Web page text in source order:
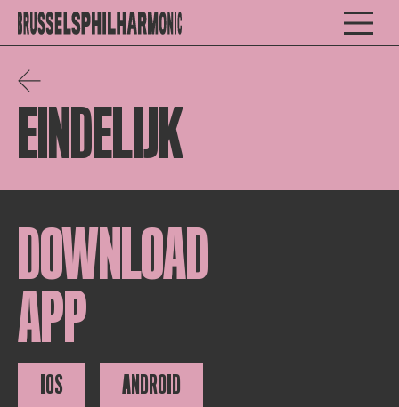
EINDELIJK
DOWNLOAD
APP
IOS ANDROID